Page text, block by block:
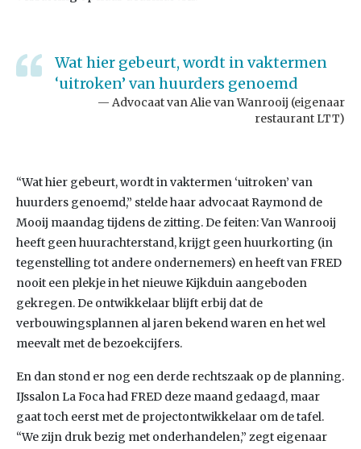
Wat hier gebeurt, wordt in vaktermen
‘uitroken’ van huurders genoemd
Advocaat van Alie van Wanrooij (eigenaar
restaurant LTT)
“Wat hier gebeurt, wordt in vaktermen ‘uitroken’ van
huurders genoemd,” stelde haar advocaat Raymond de
Mooij maandag tijdens de zitting. De feiten: Van Wanrooij
heeft geen huurachterstand, krijgt geen huurkorting (in
tegenstelling tot andere ondernemers) en heeft van FRED
nooit een plekje in het nieuwe Kijkduin aangeboden
gekregen. De ontwikkelaar blijft erbij dat de
verbouwingsplannen al jaren bekend waren en het wel
meevalt met de bezoekcijfers.
En dan stond er nog een derde rechtszaak op de planning.
IJssalon La Foca had FRED deze maand gedaagd, maar
gaat toch eerst met de projectontwikkelaar om de tafel.
“We zijn druk bezig met onderhandelen,” zegt eigenaar